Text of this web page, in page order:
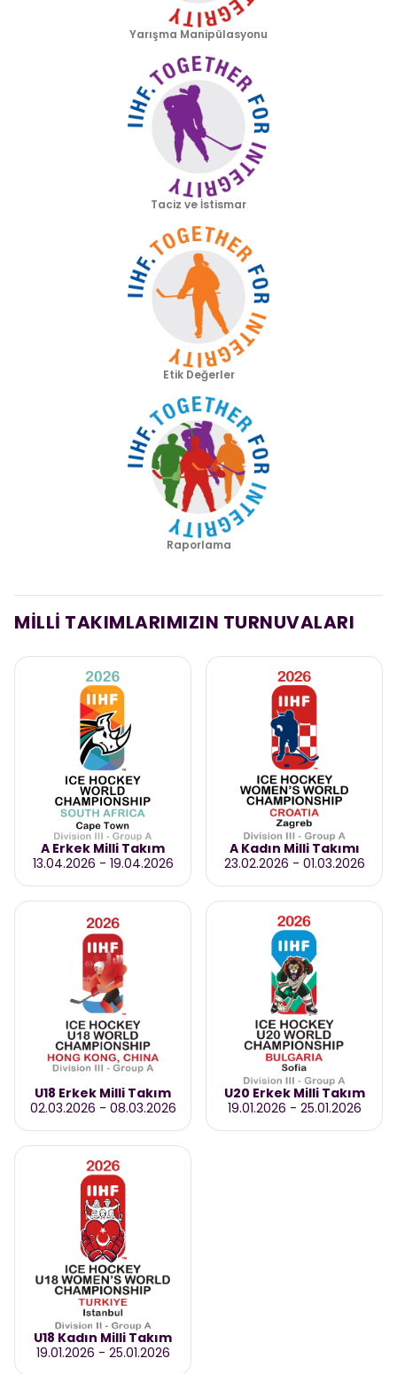
Yarışma Manipülasyonu
Taciz ve İstismar
Etik Değerler
Raporlama
MİLLİ TAKIMLARIMIZIN TURNUVALARI
A Erkek Milli Takım
13.04.2026 - 19.04.2026
A Kadın Milli Takımı
23.02.2026 - 01.03.2026
U18 Erkek Milli Takım
02.03.2026 - 08.03.2026
U20 Erkek Milli Takım
19.01.2026 - 25.01.2026
U18 Kadın Milli Takım
19.01.2026 - 25.01.2026